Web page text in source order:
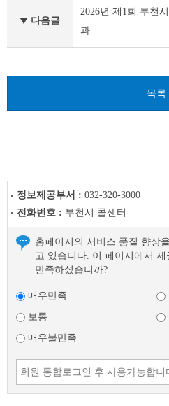
이
글
다음글
2026년 제1회 부천
과
목록
정보제공부서 : 032-320-3000
전화번호 : 부천시 콜센터
홈페이지의 서비스 품질 향상
고 있습니다. 이 페이지에서
만족하셨습니까?
매우만족
보통
매우불만족